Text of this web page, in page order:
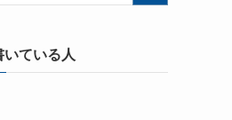
いている人